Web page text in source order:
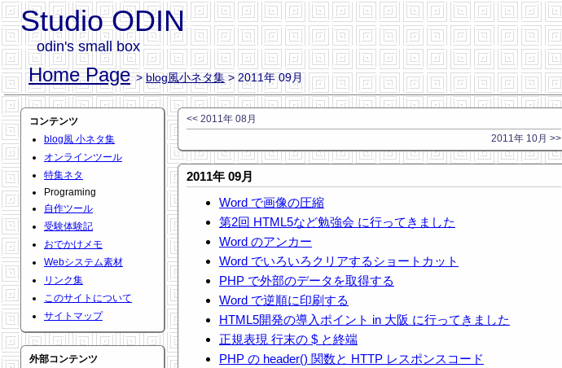
Studio ODIN
odin's small box
Home Page >blog風小ネタ集> 2011年 09月
コンテンツ
blog風 小ネタ集
オンラインツール
特集ネタ
Programing
自作ツール
受験体験記
おでかけメモ
Webシステム素材
リンク集
このサイトについて
サイトマップ
外部コンテンツ
<< 2011年 08月
2011年 10月 >>
2011年 09月
Word で画像の圧縮
第2回 HTML5など勉強会 に行ってきました
Word のアンカー
Word でいろいろクリアするショートカット
PHP で外部のデータを取得する
Word で逆順に印刷する
HTML5開発の導入ポイント in 大阪 に行ってきました
正規表現 行末の $ と終端
PHP の header() 関数と HTTP レスポンスコード